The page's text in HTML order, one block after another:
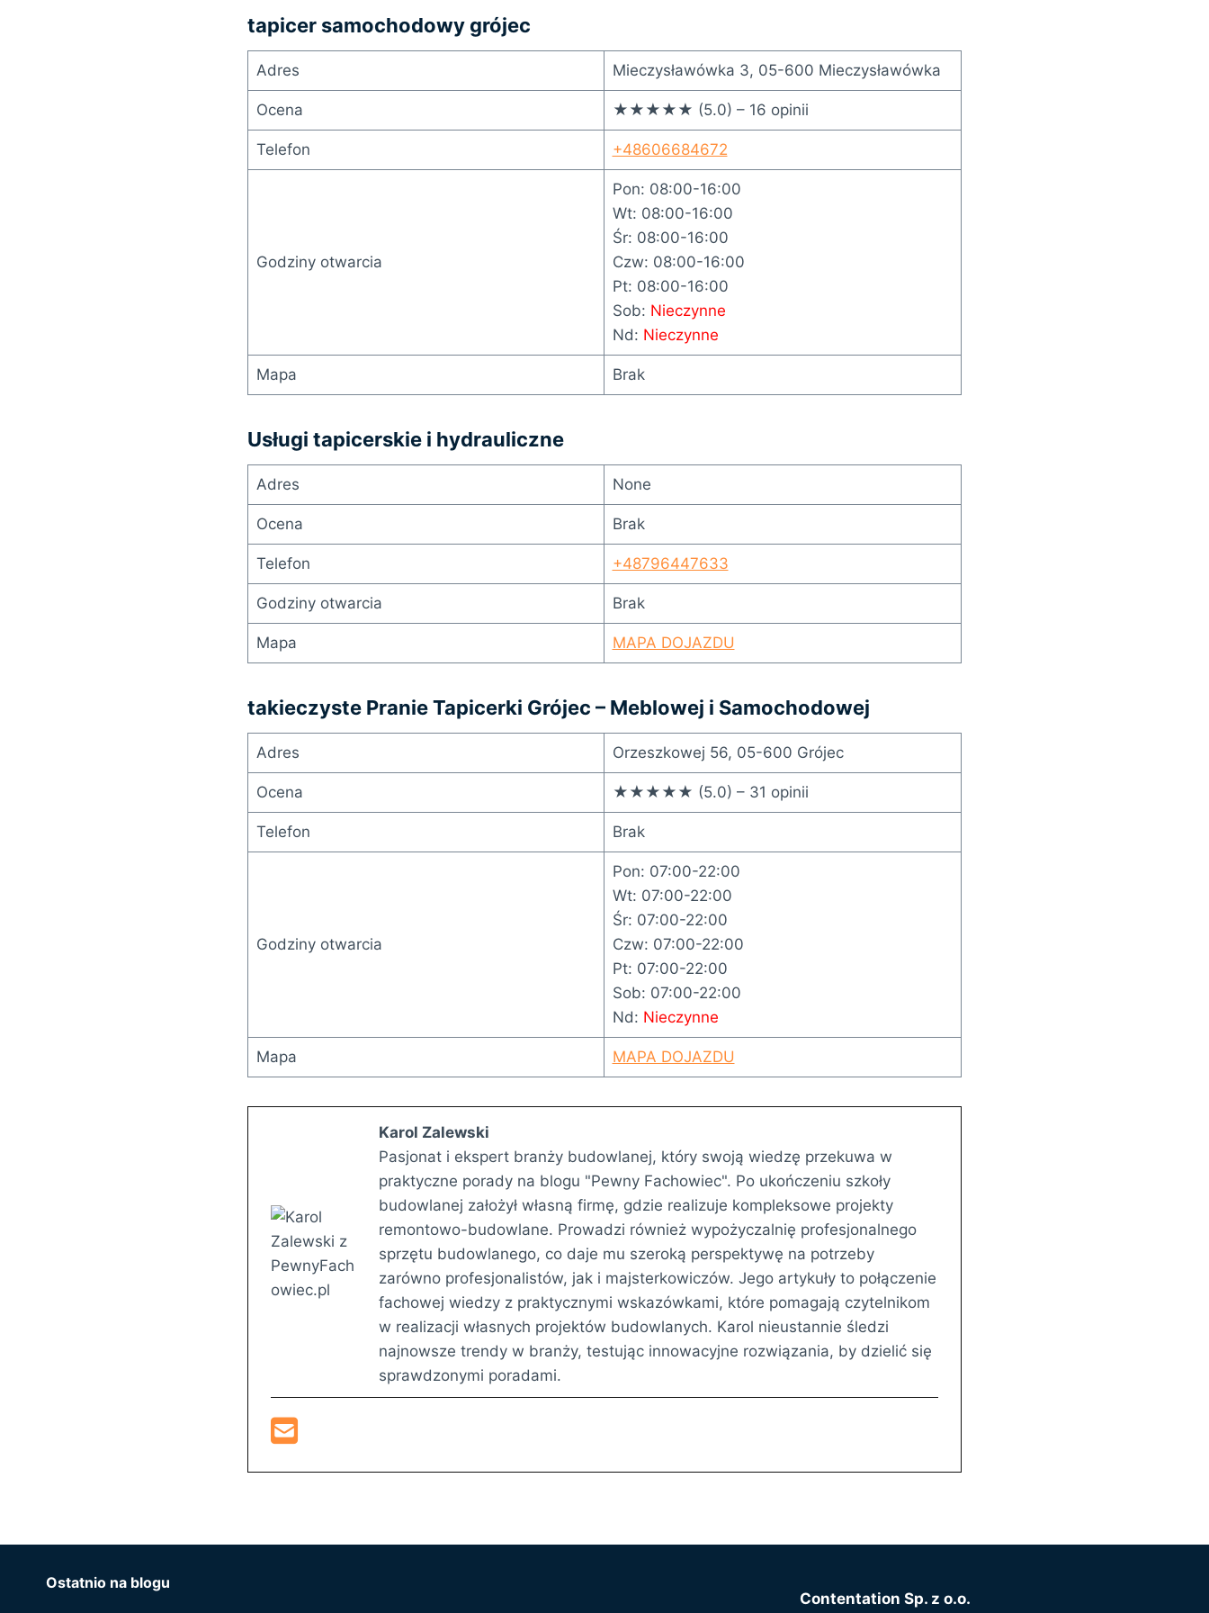
tapicer samochodowy grójec
Adres Mieczysławówka 3, 05-600 Mieczysławówka
Ocena ★★★★★ (5.0) – 16 opinii
Telefon +48606684672
Godziny otwarcia
Pon: 08:00-16:00
Wt: 08:00-16:00
Śr: 08:00-16:00
Czw: 08:00-16:00
Pt: 08:00-16:00
Sob: Nieczynne
Nd: Nieczynne
Mapa Brak
Usługi tapicerskie i hydrauliczne
Adres None
Ocena Brak
Telefon +48796447633
Godziny otwarcia Brak
Mapa MAPA DOJAZDU
takieczyste Pranie Tapicerki Grójec – Meblowej i Samochodowej
Adres Orzeszkowej 56, 05-600 Grójec
Ocena ★★★★★ (5.0) – 31 opinii
Telefon Brak
Godziny otwarcia
Pon: 07:00-22:00
Wt: 07:00-22:00
Śr: 07:00-22:00
Czw: 07:00-22:00
Pt: 07:00-22:00
Sob: 07:00-22:00
Nd: Nieczynne
Mapa MAPA DOJAZDU
Karol Zalewski
Pasjonat i ekspert branży budowlanej, który swoją wiedzę przekuwa w
praktyczne porady na blogu "Pewny Fachowiec". Po ukończeniu szkoły
budowlanej założył własną firmę, gdzie realizuje kompleksowe projekty
remontowo-budowlane. Prowadzi również wypożyczalnię profesjonalnego
sprzętu budowlanego, co daje mu szeroką perspektywę na potrzeby
zarówno profesjonalistów, jak i majsterkowiczów. Jego artykuły to połączenie
fachowej wiedzy z praktycznymi wskazówkami, które pomagają czytelnikom
w realizacji własnych projektów budowlanych. Karol nieustannie śledzi
najnowsze trendy w branży, testując innowacyjne rozwiązania, by dzielić się
sprawdzonymi poradami.
Ostatnio na blogu
Contentation Sp. z o.o.